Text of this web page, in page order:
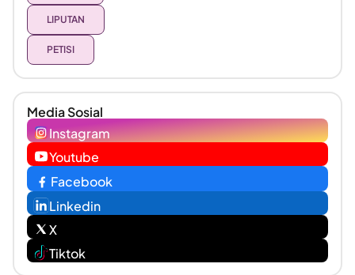
LIPUTAN
PETISI
Media Sosial
Instagram
Youtube
Facebook
Linkedin
X
Tiktok